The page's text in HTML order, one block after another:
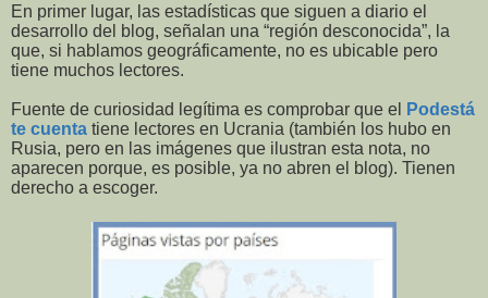
En primer lugar, las estadísticas que siguen a diario el
desarrollo del blog, señalan una “región desconocida”, la
que, si hablamos geográficamente, no es ubicable pero
tiene muchos lectores.
Fuente de curiosidad legítima es comprobar que el
Podestá
te cuenta tiene lectores en Ucrania (también los hubo en
Rusia, pero en las imágenes que ilustran esta nota, no
aparecen porque, es posible, ya no abren el blog). Tienen
derecho a escoger.